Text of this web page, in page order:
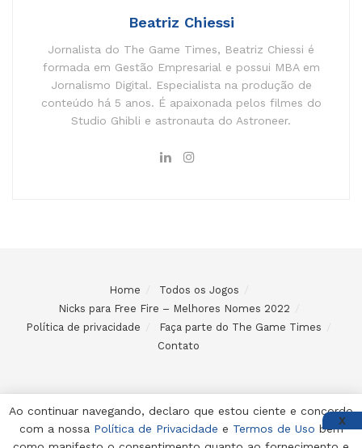
Beatriz Chiessi
Jornalista do The Game Times, Beatriz Chiessi é
formada em Gestão Empresarial e possui MBA em
Jornalismo Digital. Especialista na produção de
conteúdo há 5 anos. É apaixonada pelos filmes do
Studio Ghibli e astronauta do Astroneer.
Home
Todos os Jogos
Nicks para Free Fire – Melhores Nomes 2022
Política de privacidade
Faça parte do The Game Times
Contato
© 2024 Desenvolvido e mantido por Code Soluções
Ao continuar navegando, declaro que estou ciente e concordo
com a nossa Política de Privacidade e Termos de Uso bem
X